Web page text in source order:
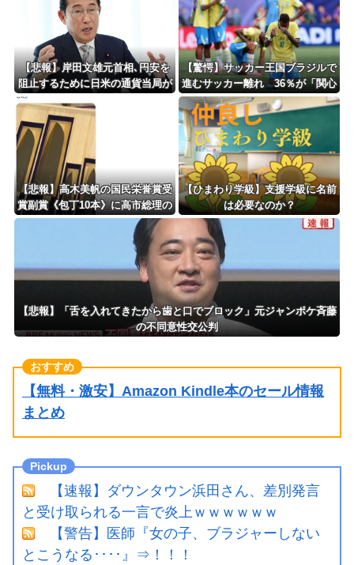
【悲報】岸田文雄元首相､円安を
阻止するために日米の通貨当局が
実施した為替介入は｢一時しのぎ
に過ぎない｣との認識を示す
【驚愕】サッカー王国ブラジルで
進むサッカー離れ 36％が「関心
なし」
【悲報】高木美帆の国民栄誉賞受
賞副賞《包丁10本》に高市総理の
名前も刻印ｗｗｗｗｗｗｗｗｗ
【ひまわり学級】支援学級に名前
は必要なのか？
【悲報】「舌を入れてきたから歯と口でブロック」元ジャンポケ斉藤
の不同意性交公判
【無料・激安】Amazon Kindle本のセール情報
まとめ
【速報】ダウンタウン浜田さん、差別発言
と受け取られる一言で炎上ｗｗｗｗｗｗ
【警告】医師『女の子、ブラジャーしない
とこうなる････』⇒！！！